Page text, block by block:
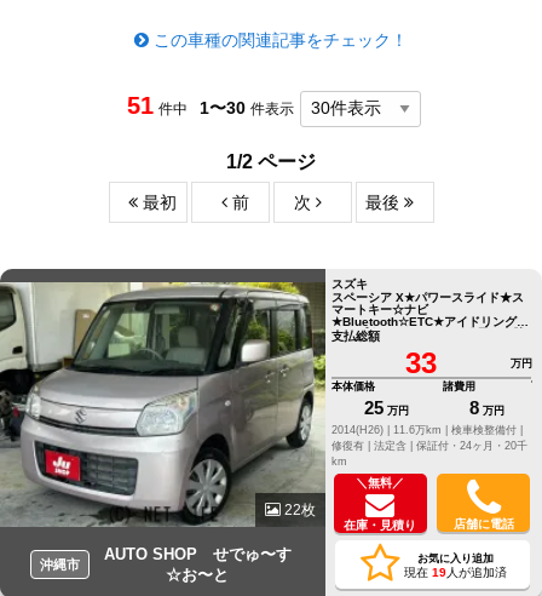
この車種の関連記事をチェック！
51 件中 1〜30 件表示
1/2 ページ
最初 前 次 最後
22枚
沖縄市
AUTO SHOP せでゅ〜す
☆お〜と
スズキ
スペーシア X★パワースライド★ス
マートキー☆ナビ
★Bluetooth☆ETC★アイドリングス
トップ☆オートエアコン★早い者勝
ち☆ ●他店にてローンNGだったお客
様でもお気軽にご相談ください
●LINE ID[@805icatl]
支払総額
33
万円
本体価格
25 万円
諸費用
8 万円
2014(H26) |
11.6万km |
検車検整備付 |
修復有 | 法定含 | 保証付・24ヶ月・20千
km
＼無料／
在庫・見積り 店舗に電話
お気に入り追加
現在 19人が追加済